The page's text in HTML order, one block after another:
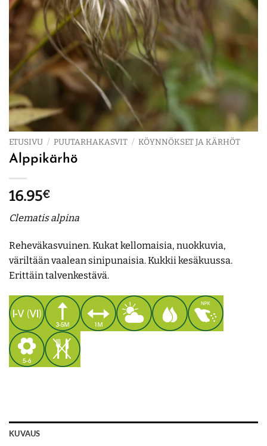
ETUSIVU / PUUTARHAKASVIT / KÖYNNÖKSET JA KÄRHÖT
Alppikärhö
16.95€
Clematis alpina
Reheväkasvuinen. Kukat kellomaisia, nuokkuvia,
väriltään vaalean sinipunaisia. Kukkii kesäkuussa.
Erittäin talvenkestävä.
KUVAUS